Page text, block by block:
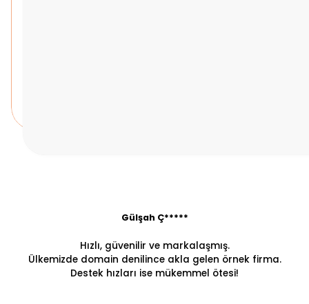
Gülşah Ç*****
Hızlı, güvenilir ve markalaşmış.
Ülkemizde domain denilince akla gelen örnek firma.
Destek hızları ise mükemmel ötesi!